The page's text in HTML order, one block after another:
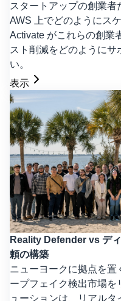
スタートアップの創業者
AWS 上でどのようにス
Activate がこれらの創業
スト削減をどのようにサ
い。
表示
Reality Defender vs デ
頼の構築
ニューヨークに拠点を置
ープフェイク検出市場を
ューションは、リアル